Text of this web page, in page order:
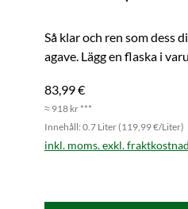
Så klar och ren som dess
agave. Lägg en flaska i
83,99 €
≈ 918 kr ***
Innehåll: 0.7 Liter (119,99 €/Liter)
inkl. moms. exkl.